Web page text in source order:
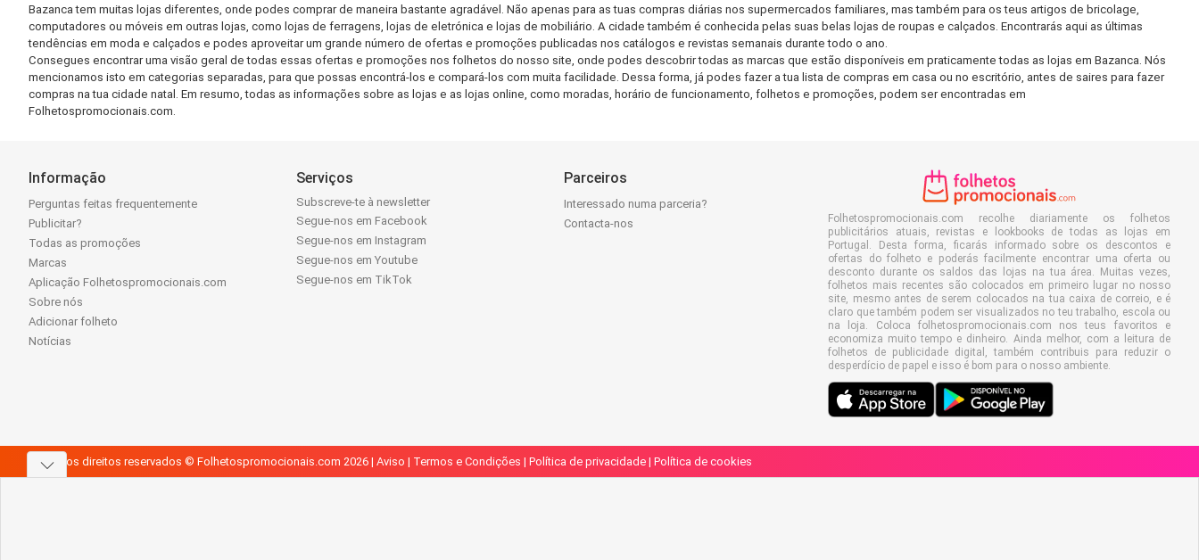
Bazanca tem muitas lojas diferentes, onde podes comprar de maneira bastante agradável. Não apenas para as tuas compras diárias nos supermercados familiares, mas também para os teus artigos de bricolage,
computadores ou móveis em outras lojas, como lojas de ferragens, lojas de eletrónica e lojas de mobiliário. A cidade também é conhecida pelas suas belas lojas de roupas e calçados. Encontrarás aqui as últimas
tendências em moda e calçados e podes aproveitar um grande número de ofertas e promoções publicadas nos catálogos e revistas semanais durante todo o ano.
Consegues encontrar uma visão geral de todas essas ofertas e promoções nos folhetos do nosso site, onde podes descobrir todas as marcas que estão disponíveis em praticamente todas as lojas em Bazanca. Nós
mencionamos isto em categorias separadas, para que possas encontrá-los e compará-los com muita facilidade. Dessa forma, já podes fazer a tua lista de compras em casa ou no escritório, antes de saires para fazer
compras na tua cidade natal. Em resumo, todas as informações sobre as lojas e as lojas online, como moradas, horário de funcionamento, folhetos e promoções, podem ser encontradas em
Folhetospromocionais.com.
Informação
Perguntas feitas frequentemente
Publicitar?
Todas as promoções
Marcas
Aplicação Folhetospromocionais.com
Sobre nós
Adicionar folheto
Notícias
Serviços
Subscreve-te à newsletter
Segue-nos em Facebook
Segue-nos em Instagram
Segue-nos em Youtube
Segue-nos em TikTok
Parceiros
Interessado numa parceria?
Contacta-nos
Folhetospromocionais.com recolhe diariamente os folhetos
publicitários atuais, revistas e lookbooks de todas as lojas em
Portugal. Desta forma, ficarás informado sobre os descontos e
ofertas do folheto e poderás facilmente encontrar uma oferta ou
desconto durante os saldos das lojas na tua área. Muitas vezes,
folhetos mais recentes são colocados em primeiro lugar no nosso
site, mesmo antes de serem colocados na tua caixa de correio, e é
claro que também podem ser visualizados no teu trabalho, escola ou
na loja. Coloca folhetospromocionais.com nos teus favoritos e
economiza muito tempo e dinheiro. Ainda melhor, com a leitura de
folhetos de publicidade digital, também contribuis para reduzir o
desperdício de papel e isso é bom para o nosso ambiente.
Todos os direitos reservados © Folhetospromocionais.com 2026 | Aviso | Termos e Condições | Política de privacidade | Política de cookies